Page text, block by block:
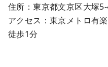
住所：東京都文京区大塚5-
アクセス：東京メトロ有
徒歩1分